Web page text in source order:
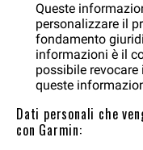
Queste
personalizzare il
fondamento
informazioni è il
possibile
queste
Dati personali che
con Garmin: